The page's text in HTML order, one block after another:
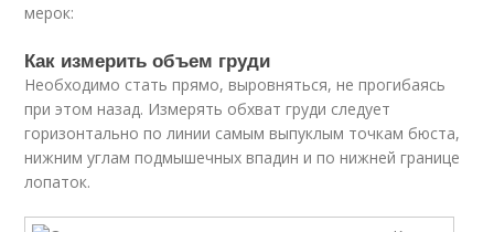
мерок:
Как измерить объем груди
Необходимо стать прямо, выровняться, не прогибаясь
при этом назад. Измерять обхват груди следует
горизонтально по линии самым выпуклым точкам бюста,
нижним углам подмышечных впадин и по нижней границе
лопаток.